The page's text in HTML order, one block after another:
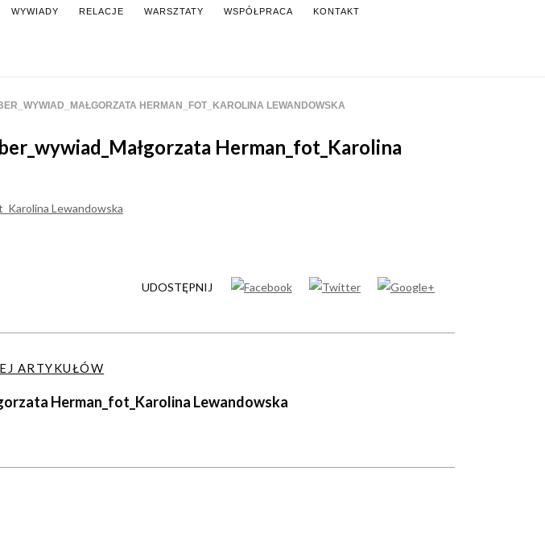
WYWIADY RELACJE WARSZTATY WSPÓŁPRACA
KONTAKT
HERMAN_FOT_KAROLINA LEWANDOWSKA
Herman_fot_Karolina
UDOSTĘPNIJ
ARTYKUŁÓW
Herman_fot_Karolina Lewandowska